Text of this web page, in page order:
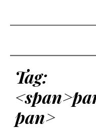
Tag:
pan>